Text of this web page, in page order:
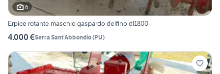
6
Erpice rotante maschio gaspardo delfino dl1800
4.000 €Serra Sant'Abbondio(PU)